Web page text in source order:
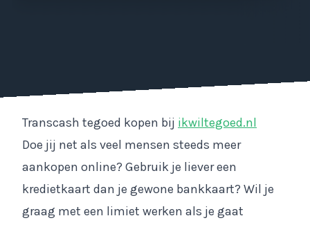
Transcash tegoed kopen bij ikwiltegoed.nl
Doe jij net als veel mensen steeds meer
aankopen online? Gebruik je liever een
kredietkaart dan je gewone bankkaart? Wil je
graag met een limiet werken als je gaat